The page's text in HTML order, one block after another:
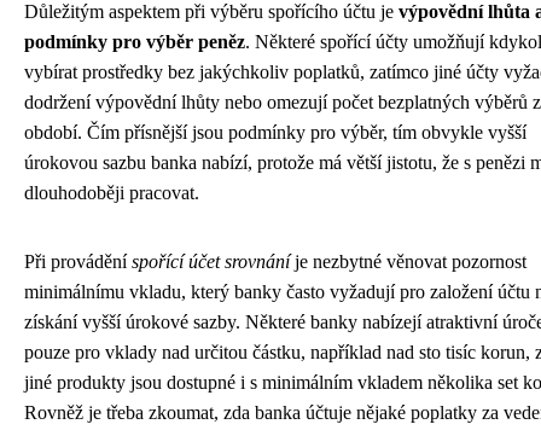
Důležitým aspektem při výběru spořícího účtu je výpovědní lhůta
podmínky pro výběr peněz. Některé spořící účty umožňují
vybírat prostředky bez jakýchkoliv poplatků, zatímco jiné účty
dodržení výpovědní lhůty nebo omezují počet bezplatných výběrů
období. Čím přísnější jsou podmínky pro výběr, tím obvykle vyšší
úrokovou sazbu banka nabízí, protože má větší jistotu, že s penězi
dlouhodoběji pracovat.
Při prováděníspořící účet srovnáníje nezbytné věnovat pozornost
minimálnímu vkladu, který banky často vyžadují pro založení účtu
získání vyšší úrokové sazby. Některé banky nabízejí atraktivní
pouze pro vklady nad určitou částku, například nad sto tisíc korun,
jiné produkty jsou dostupné i s minimálním vkladem několika set
Rovněž je třeba zkoumat, zda banka účtuje nějaké poplatky za